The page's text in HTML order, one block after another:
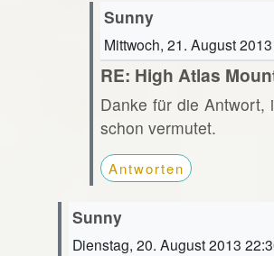
Sunny
Mittwoch, 21. August
RE: High Atlas
Danke für die Antwort,
schon vermutet.
Antworten
Sunny
Dienstag, 20. August 2013